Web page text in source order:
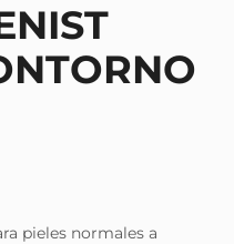
pieles normales a